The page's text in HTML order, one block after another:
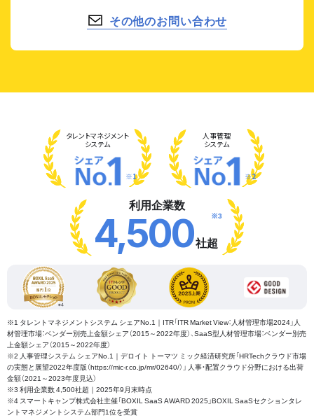
その他のお問い合わせ
タレントマネジメント
システム
※1
人事管理
システム
※2
利用企業数
4,500社超
※3
※1 タレントマネジメントシステム シェアNo.1｜ITR「ITR Market View：人材管理市場2024」人
材管理市場：ベンダー別売上金額シェア（2015～2022年度）、SaaS型人材管理市場：ベンダー別売
上金額シェア（2015～2022年度）
※2 人事管理システム シェアNo.1｜デロイト トーマツ ミック経済研究所「HRTechクラウド市場
の実態と展望2022年度版（https://mic-r.co.jp/mr/02640/）」 人事・配置クラウド分野における出荷
金額（2021～2023年度見込）
※3 利用企業数 4,500社超｜2025年9月末時点
※4 スマートキャンプ株式会社主催「BOXIL SaaS AWARD 2025」BOXIL SaaSセクションタレ
ントマネジメントシステム部門1位を受賞